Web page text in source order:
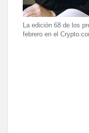
La edición 68 de los
febrero en el